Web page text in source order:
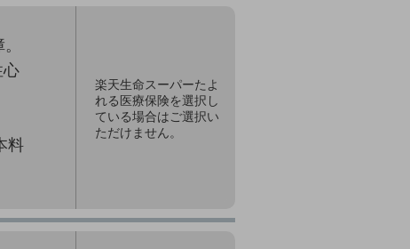
心
料
楽天生命スーパーたよ
れる医療保険を選択し
ている場合はご選択い
ただけません。